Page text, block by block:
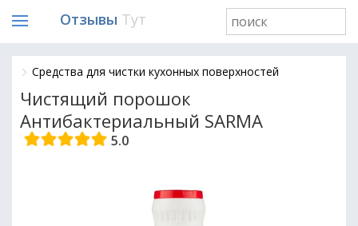
Отзывы Тут
Средства для чистки кухонных поверхностей
Чистящий порошок
Антибактериальный SARMA
5.0